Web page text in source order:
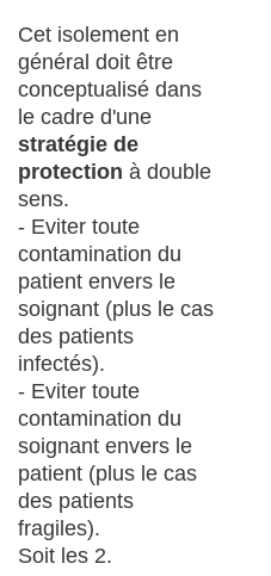
Cet isolement en
général doit être
conceptualisé dans
le cadre d'une
stratégie de
protection à double
sens.
- Eviter toute
contamination du
patient envers le
soignant (plus le cas
des patients
infectés).
- Eviter toute
contamination du
soignant envers le
patient (plus le cas
des patients
fragiles).
Soit les 2.